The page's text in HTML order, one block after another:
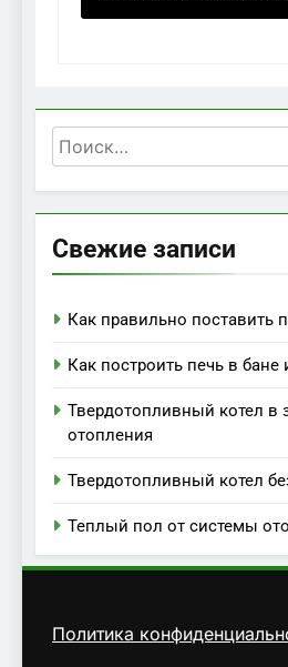
Найти:
Свежие записи
Как правильно поставить
Как построить печь в бане
Твердотопливный котел в
отопления
Твердотопливный котел
Теплый пол от системы
Политика